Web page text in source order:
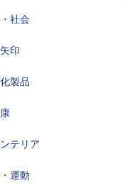
社会
印
製品
テリア
運動